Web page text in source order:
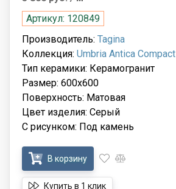
Артикул: 120849
Производитель: Tagina
Коллекция: Umbria Antica Compact
Тип керамики: Керамогранит
Размер: 600x600
Поверхность: Матовая
Цвет изделия: Серый
С рисунком: Под камень
В корзину
Купить в 1 клик